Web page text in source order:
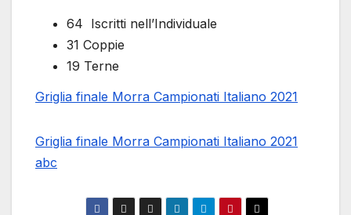
64 Iscritti nell’Individuale
31 Coppie
19 Terne
Griglia finale Morra Campionati Italiano 2021
Griglia finale Morra Campionati Italiano 2021
abc